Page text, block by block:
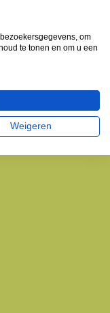
om
te tonen en om u een
Weigeren